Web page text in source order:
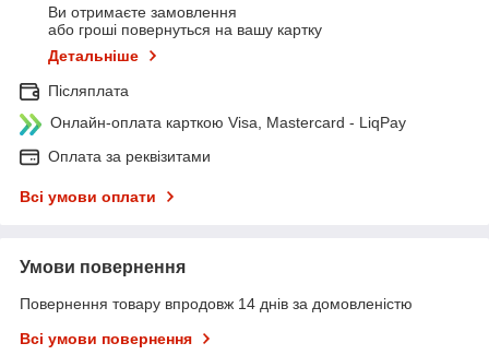
Ви отримаєте замовлення
або гроші повернуться на вашу картку
Детальніше
Післяплата
Онлайн-оплата карткою Visa, Mastercard - LiqPay
Оплата за реквізитами
Всі умови оплати
Умови повернення
Повернення товару впродовж 14 днів за домовленістю
Всі умови повернення